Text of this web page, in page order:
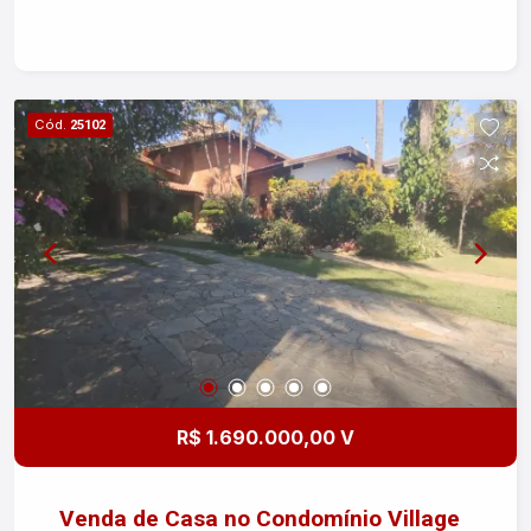
1 coberta O condomínio oferece segurança e
tranquilidade, além de estar próximo a diversas
comodidades. Aceita financiamento, facilitando a
realização do seu sonho da casa própria. Não
perca essa oportunidade! Entre em contato e
agende uma visita.
Cód. 25102
R$ 1.690.000,00 V
Venda de Casa no Condomínio Village